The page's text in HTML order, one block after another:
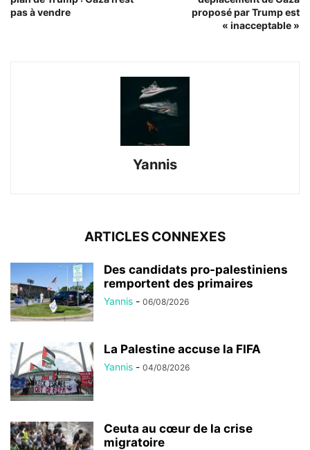
pas à vendre
proposé par Trump est
« inacceptable »
Yannis
ARTICLES CONNEXES
Des candidats pro-palestiniens
remportent des primaires
Yannis - 06/08/2026
La Palestine accuse la FIFA
Yannis - 04/08/2026
Ceuta au cœur de la crise
migratoire